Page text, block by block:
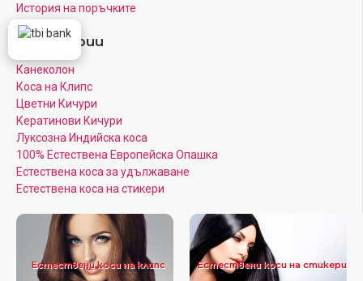
История на поръчките
Категории
Канеколон
Коса на Клипс
Цветни Кичури
Кератинови Кичури
Луксозна Индийска коса
100% Естествена Европейска Опашка
Естествена коса за удължаване
Естествена коса на стикери
Естествени коси на клипс Естествени коси на стикери